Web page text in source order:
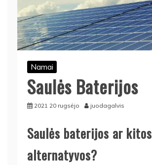
Namai
Saulės Baterijos
2021 20 rugsėjo juodagalvis
Saulės baterijos ar kitos
alternatyvos?